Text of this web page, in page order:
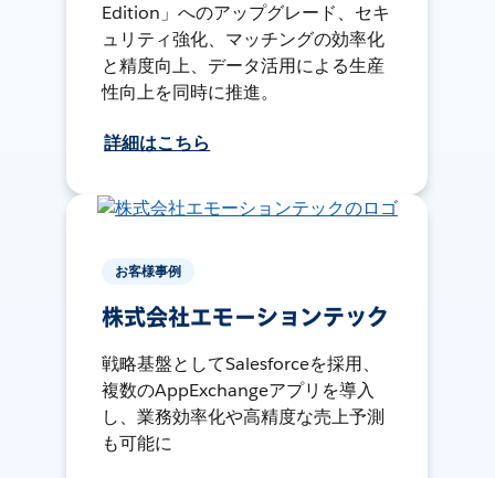
Edition」へのアップグレード、セキ
ュリティ強化、マッチングの効率化
と精度向上、データ活用による生産
性向上を同時に推進。
詳細はこちら
お客様事例
株式会社エモーションテック
戦略基盤としてSalesforceを採用、
複数のAppExchangeアプリを導入
し、業務効率化や高精度な売上予測
も可能に